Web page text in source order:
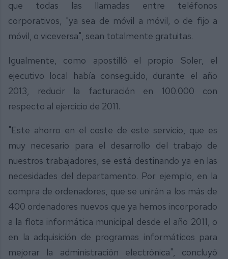
que todas las llamadas entre teléfonos
corporativos, "ya sea de móvil a móvil, o de fijo a
móvil, o viceversa", sean totalmente gratuitas.
Igualmente, como apostilló el propio Soler, el
ejecutivo local había conseguido, durante el año
2013, reducir la facturación en 100.000 con
respecto al ejercicio de 2011.
"Este ahorro en el coste de este servicio, que es
muy necesario para el desarrollo del trabajo de
nuestros trabajadores, se está destinando ya en las
necesidades del departamento. Por ejemplo, en la
compra de ordenadores, que se unirán a los más de
400 ordenadores nuevos que ya hemos incorporado
a la flota informática municipal desde el año 2011, o
en la adquisición de programas informáticos para
mejorar la administración electrónica", concluyó